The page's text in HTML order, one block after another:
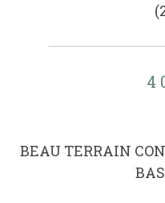
4
BEAU TERRAIN